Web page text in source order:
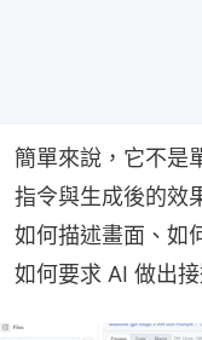
簡單來說，它不是
指令與生成後的效
如何描述畫面、如
如何要求 AI 做出